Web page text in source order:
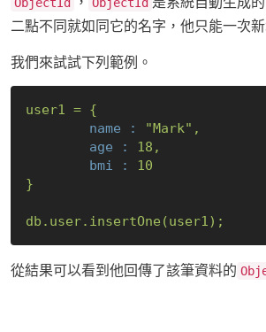
ObjectId ObjectId
二點不同就如同它的名字，他只能一次新
我們來試試下列範例。
user1 = {
name :
"Mark" ,
age :
18 ,
bmi :
10
}
db.user.insertOne(user1);
從結果可以看到他回傳了該筆資料的